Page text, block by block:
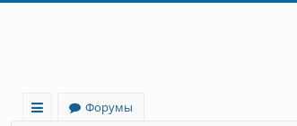
Форумы